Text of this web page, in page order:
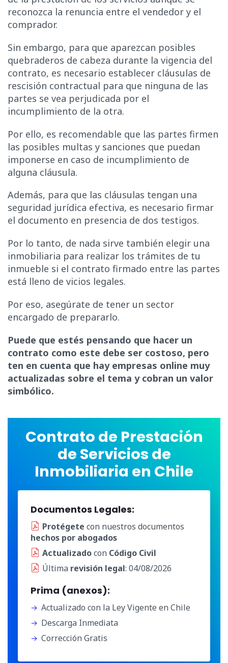
reconozca la renuncia entre el vendedor y el
comprador.
Sin embargo, para que aparezcan posibles
quebraderos de cabeza durante la vigencia del
contrato, es necesario establecer cláusulas de
rescisión contractual para que ninguna de las
partes se vea perjudicada por el
incumplimiento de la otra.
Por ello, es recomendable que las partes firmen
las posibles multas y sanciones que puedan
imponerse en caso de incumplimiento de
alguna cláusula.
Además, para que las cláusulas tengan una
seguridad jurídica efectiva, es necesario firmar
el documento en presencia de dos testigos.
Por lo tanto, de nada sirve también elegir una
inmobiliaria para realizar los trámites de tu
inmueble si el contrato firmado entre las partes
está lleno de vicios legales.
Por eso, asegúrate de tener un sector
encargado de prepararlo.
Puede que estés pensando que hacer un
contrato como este debe ser costoso, pero
ten en cuenta que hay empresas online muy
actualizadas sobre el tema y cobran un valor
simbólico.
Contrato de Prestación
de Servicios de
Inmobiliaria en Chile
Documentos Legales:
Protégete con nuestros documentos
hechos por abogados
Actualizadocon Código Civil
Última revisión legal: 04/08/2026
Prima (anexos):
Actualizado con la Ley Vigente en Chile
Descarga Inmediata
Corrección Gratis